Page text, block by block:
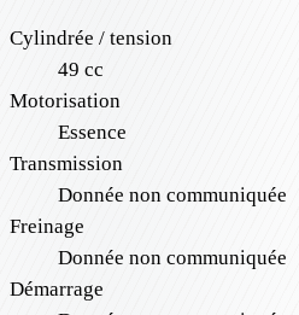
Cylindrée / tension
49 cc
Motorisation
Essence
Transmission
Donnée non communiquée
Freinage
Donnée non communiquée
Démarrage